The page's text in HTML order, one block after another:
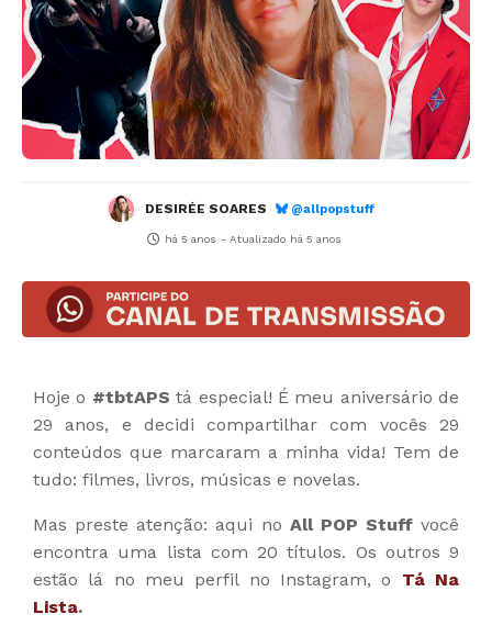
DESIRÉE SOARES @allpopstuff
há 5 anos - Atualizado há 5 anos
Hoje o #tbtAPS tá especial! É meu aniversário de
29 anos, e decidi compartilhar com vocês 29
conteúdos que marcaram a minha vida! Tem de
tudo: filmes, livros, músicas e novelas.
Mas preste atenção: aqui no All POP Stuff você
encontra uma lista com 20 títulos. Os outros 9
estão lá no meu perfil no Instagram, o Tá Na
Lista.